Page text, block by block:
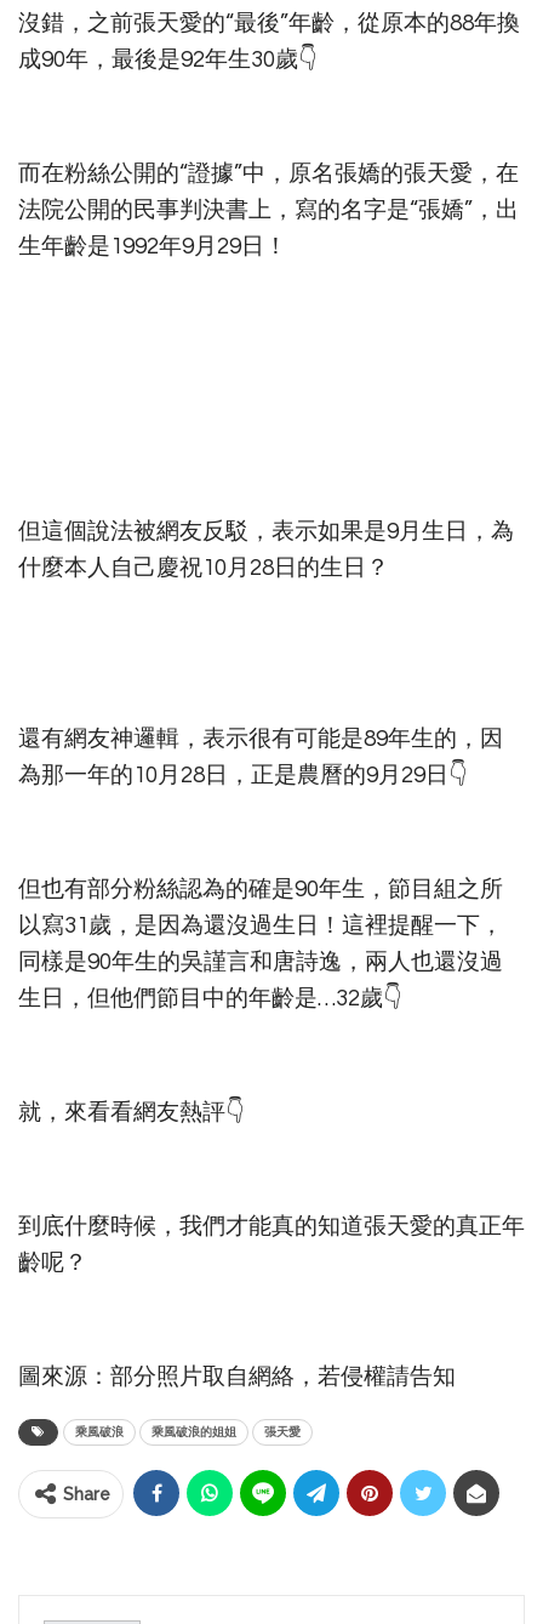
沒錯，之前張天愛的“最後”年齡，從原本的88年換
成90年，最後是92年生30歲👇
而在粉絲公開的“證據”中，原名張嬌的張天愛，在
法院公開的民事判決書上，寫的名字是“張嬌”，出
生年齡是1992年9月29日！
但這個說法被網友反駁，表示如果是9月生日，為
什麼本人自己慶祝10月28日的生日？
還有網友神邏輯，表示很有可能是89年生的，因
為那一年的10月28日，正是農曆的9月29日👇
但也有部分粉絲認為的確是90年生，節目組之所
以寫31歲，是因為還沒過生日！這裡提醒一下，
同樣是90年生的吳謹言和唐詩逸，兩人也還沒過
生日，但他們節目中的年齡是…32歲👇
就，來看看網友熱評👇
到底什麼時候，我們才能真的知道張天愛的真正年
齡呢？
圖來源：部分照片取自網絡，若侵權請告知
乘風破浪 乘風破浪的姐姐 張天愛
Share